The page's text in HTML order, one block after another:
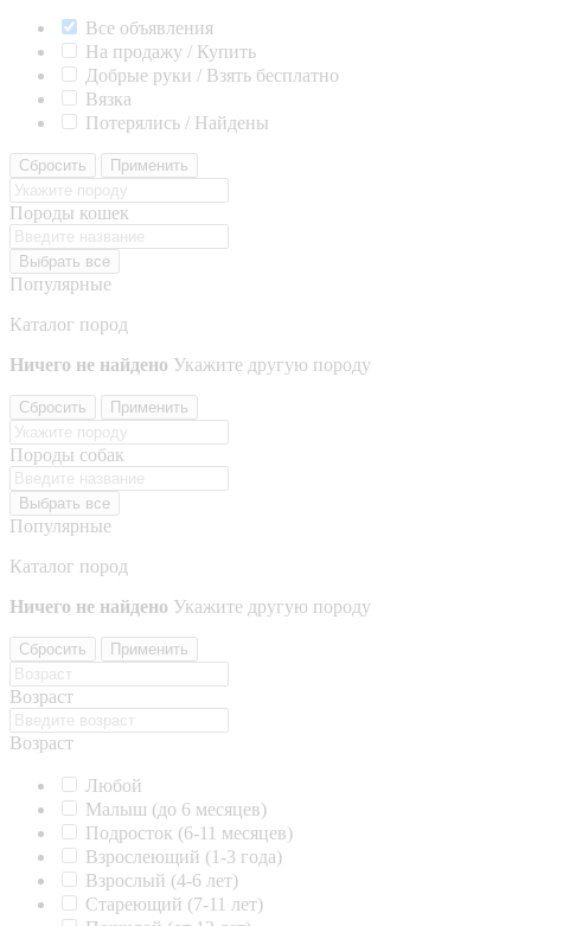
Все объявления
На продажу / Купить
Добрые руки / Взять бесплатно
Вязка
Потерялись / Найдены
Сбросить Применить
Породы кошек
Выбрать все
Популярные
Каталог пород
Ничего не найдено Укажите другую породу
Сбросить Применить
Породы собак
Выбрать все
Популярные
Каталог пород
Ничего не найдено Укажите другую породу
Сбросить Применить
Возраст
Возраст
Любой
Малыш (до 6 месяцев)
Подросток (6-11 месяцев)
Взрослеющий (1-3 года)
Взрослый (4-6 лет)
Стареющий (7-11 лет)